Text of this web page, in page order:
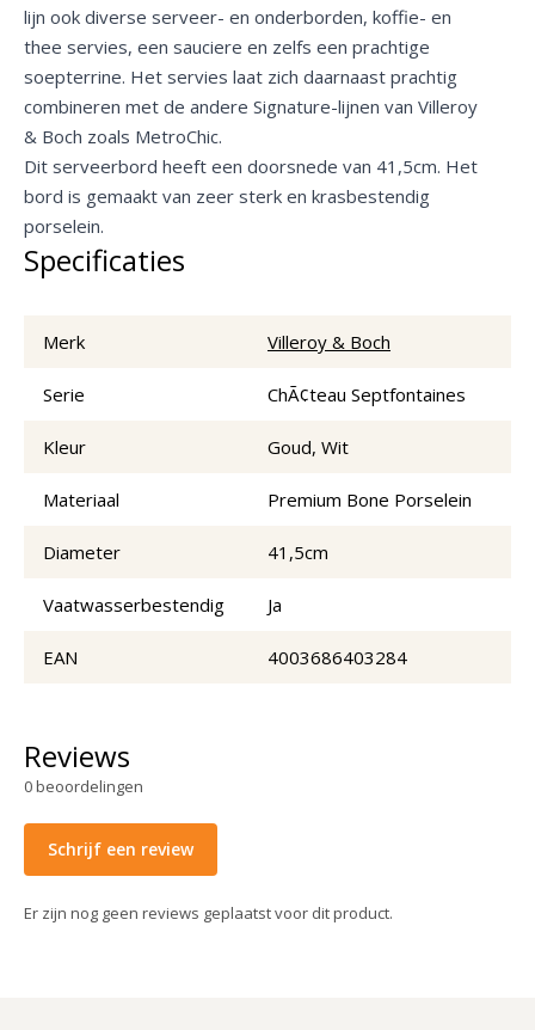
lijn ook diverse serveer- en onderborden, koffie- en
thee servies, een sauciere en zelfs een prachtige
soepterrine. Het servies laat zich daarnaast prachtig
combineren met de andere Signature-lijnen van Villeroy
& Boch zoals MetroChic.
Dit serveerbord heeft een doorsnede van 41,5cm. Het
bord is gemaakt van zeer sterk en krasbestendig
porselein.
Specificaties
Merk Villeroy & Boch
Serie ChÃ¢teau Septfontaines
Kleur Goud, Wit
Materiaal Premium Bone Porselein
Diameter 41,5cm
Vaatwasserbestendig Ja
EAN 4003686403284
Reviews
0beoordelingen
Schrijf een review
Er zijn nog geen reviews geplaatst voor dit product.